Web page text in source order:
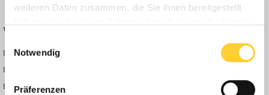
weiteren Daten zusammen, die Sie ihnen bereitgestellt
Notwendig
Präferenzen
Bauforum24 News
Bauforum24 TV
BF24 Mediathek